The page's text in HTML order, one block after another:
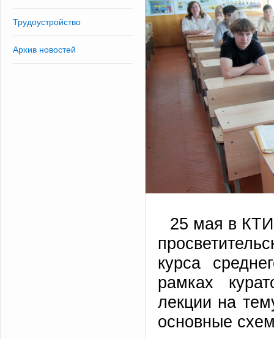
Трудоустройство
Архив новостей
25 мая в
курса
рамках
лекции на
основные